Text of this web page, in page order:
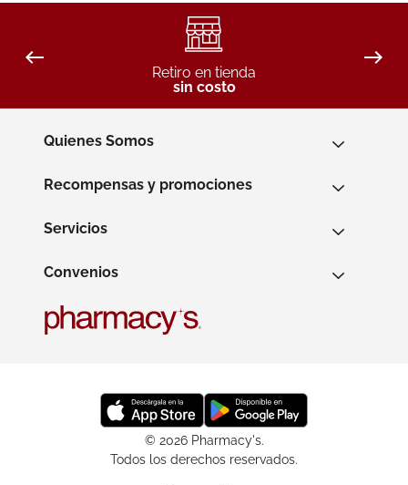
Retiro en tienda
sin costo
Quienes Somos
Recompensas y promociones
Servicios
Convenios
© 2026 Pharmacy's.
Todos los derechos reservados.